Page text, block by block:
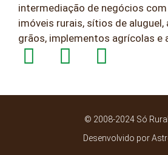
intermediação de negócios
imóveis rurais, sítios de aluguel,
grãos, implementos agrícolas e
© 2008-2024 Só
Desenvolvido por